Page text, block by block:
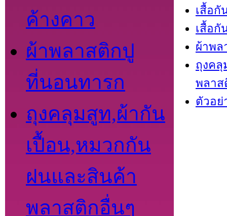
ค้างคาว
ผ้าพลาสติกปู
ที่นอนทารก
ถุงคลุมสูท,ผ้ากัน
เปื้อน,หมวกกัน
ฝนและสินค้า
พลาสติกอื่นๆ
เสื้อกั
เสื้อกั
ผ้าพ
ถุงคลุ
พลาส
ตัวอย่